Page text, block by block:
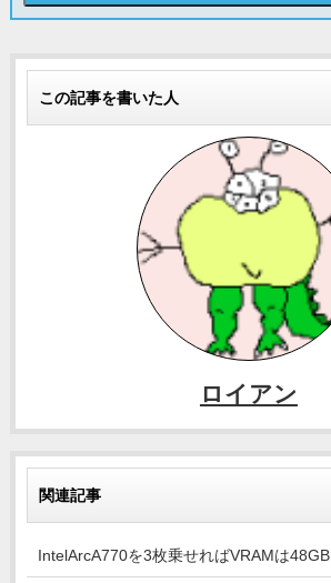
この記事を書いた人
ロイアン
関連記事
IntelArcA770を3枚乗せればVRAMは48GB